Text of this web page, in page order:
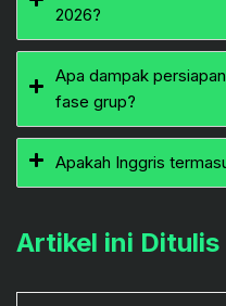
2026?
Apa dampak
fase grup?
Apakah Inggris
Artikel ini Ditulis